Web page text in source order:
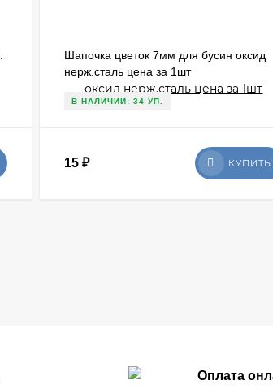
Шапочка цветок 7мм для бусин оксид
нерж.сталь цена за 1шт
В НАЛИЧИИ: 34 УП.
15₽ КУПИТЬ
Оплата